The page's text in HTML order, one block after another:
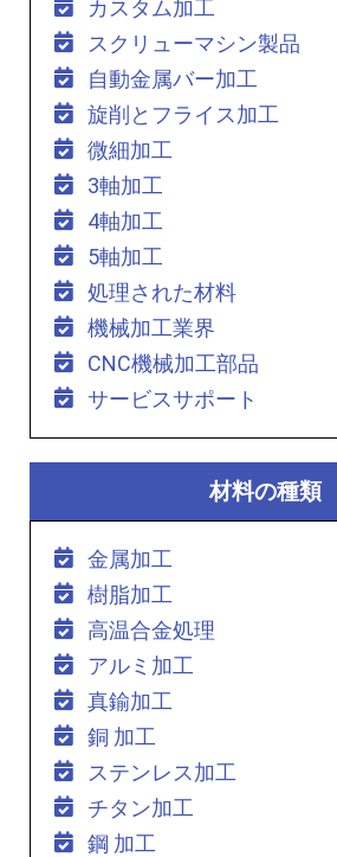
カスタム加工
スクリューマシン製品
自動金属バー加工
旋削とフライス加工
微細加工
3軸加工
4軸加工
5軸加工
処理された材料
機械加工業界
CNC機械加工部品
サービスサポート
材料の種類
金属加工
樹脂加工
高温合金処理
アルミ加工
真鍮加工
銅 加工
ステンレス加工
チタン加工
鋼 加工